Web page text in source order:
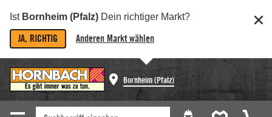
Ist Bornheim (Pfalz) Dein richtiger Markt?
JA, RICHTIG Anderen Markt wählen
Bornheim (Pfalz)